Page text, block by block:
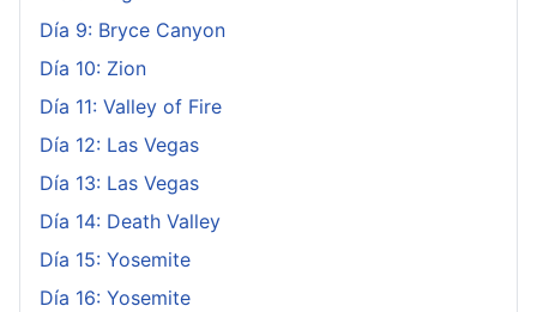
Día 9: Bryce Canyon
Día 10: Zion
Día 11: Valley of Fire
Día 12: Las Vegas
Día 13: Las Vegas
Día 14: Death Valley
Día 15: Yosemite
Día 16: Yosemite